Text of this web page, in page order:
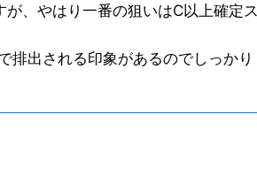
、やはり一番の狙いはC以上確定ス
排出される印象があるのでしっかり